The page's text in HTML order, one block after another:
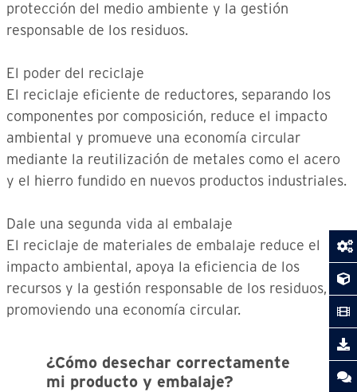
protección del medio ambiente y la gestión
responsable de los residuos.
El poder del reciclaje
El reciclaje eficiente de reductores, separando los
componentes por composición, reduce el impacto
ambiental y promueve una economía circular
mediante la reutilización de metales como el acero
y el hierro fundido en nuevos productos industriales.
Dale una segunda vida al embalaje
El reciclaje de materiales de embalaje reduce el
impacto ambiental, apoya la eficiencia de los
recursos y la gestión responsable de los residuos,
promoviendo una economía circular.
¿Cómo desechar correctamente
mi producto y embalaje?